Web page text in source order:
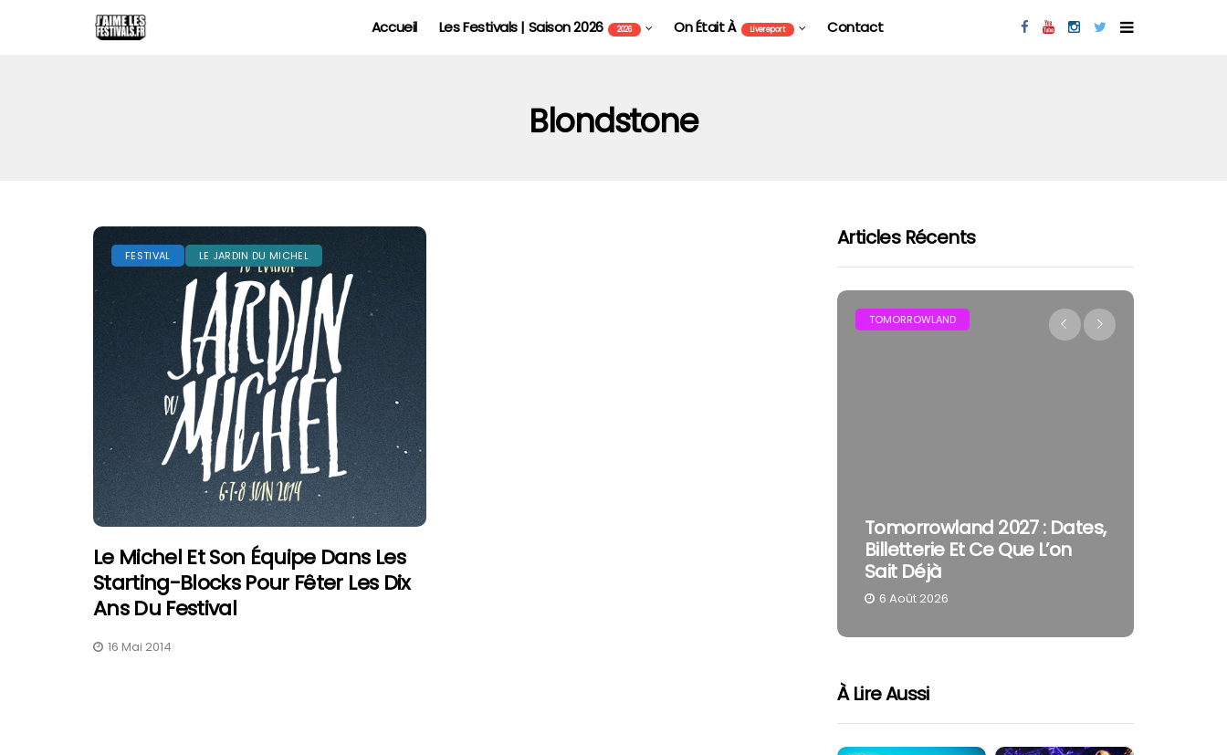
Accueil Les Festivals | Saison 2026 2026 On Était À Livereport Contact
Blondstone
FESTIVAL LE JARDIN DU MICHEL
Le Michel Et Son Équipe Dans Les
Starting-Blocks Pour Fêter Les Dix
Ans Du Festival
16 Mai 2014
Articles Récents
TOMORROWLAND
Tomorrowland 2027 : Dates,
Billetterie Et Ce Que L’on
Sait Déjà
6 Août 2026
À Lire Aussi